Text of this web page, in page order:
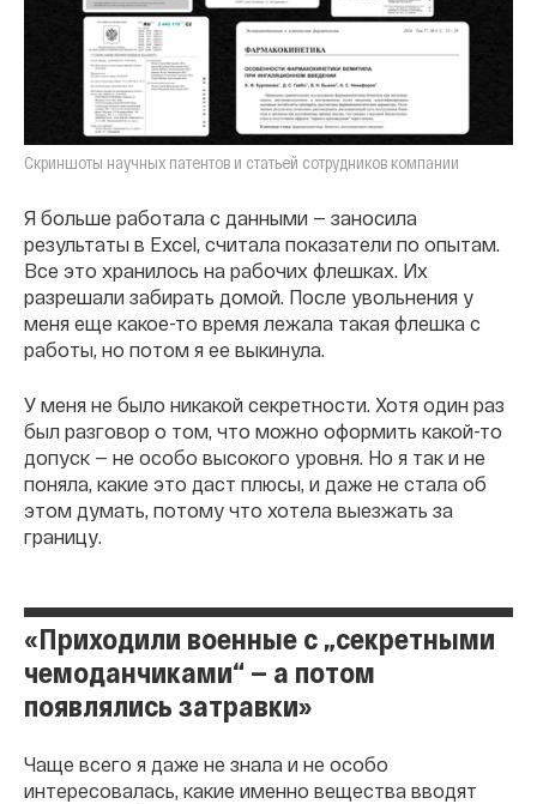
Скриншоты научных патентов и статьей сотрудников компании
Я больше работала с данными — заносила
результаты в Excel, считала показатели по опытам.
Все это хранилось на рабочих флешках. Их
разрешали забирать домой. После увольнения у
меня еще какое-то время лежала такая флешка с
работы, но потом я ее выкинула.
У меня не было никакой секретности. Хотя один раз
был разговор о том, что можно оформить какой-то
допуск — не особо высокого уровня. Но я так и не
поняла, какие это даст плюсы, и даже не стала об
этом думать, потому что хотела выезжать за
границу.
«Приходили военные с „секретными
чемоданчиками“ — а потом
появлялись затравки»
Чаще всего я даже не знала и не особо
интересовалась, какие именно вещества вводят